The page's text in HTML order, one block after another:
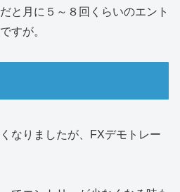
と月に５～８回くらいのエント
すが。
なりましたが、FXデモトレー